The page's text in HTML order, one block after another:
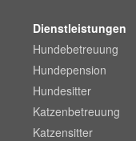
Dienstleistungen
Hundebetreuung
Hundepension
Hundesitter
Katzenbetreuung
Katzensitter